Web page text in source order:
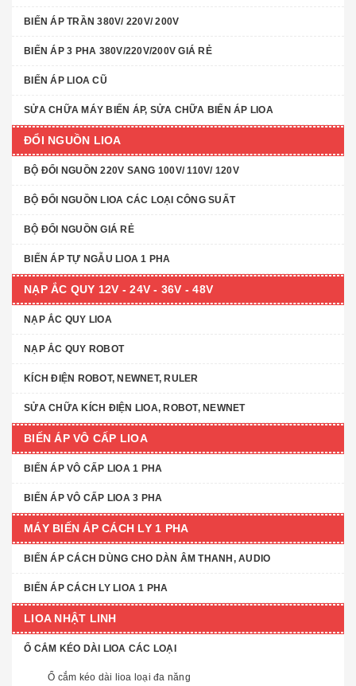
BIẾN ÁP TRẦN 380V/ 220V/ 200V
BIẾN ÁP 3 PHA 380V/220V/200V GIÁ RẺ
BIẾN ÁP LIOA CŨ
SỬA CHỮA MÁY BIẾN ÁP, SỬA CHỮA BIẾN ÁP LIOA
ĐỔI NGUỒN LIOA
BỘ ĐỔI NGUỒN 220V SANG 100V/ 110V/ 120V
BỘ ĐỔI NGUỒN LIOA CÁC LOẠI CÔNG SUẤT
BỘ ĐỔI NGUỒN GIÁ RẺ
BIẾN ÁP TỰ NGẪU LIOA 1 PHA
NẠP ẮC QUY 12V - 24V - 36V - 48V
NẠP ẮC QUY LIOA
NẠP ẮC QUY ROBOT
KÍCH ĐIỆN ROBOT, NEWNET, RULER
SỬA CHỮA KÍCH ĐIỆN LIOA, ROBOT, NEWNET
BIẾN ÁP VÔ CẤP LIOA
BIẾN ÁP VÔ CẤP LIOA 1 PHA
BIẾN ÁP VÔ CẤP LIOA 3 PHA
MÁY BIẾN ÁP CÁCH LY 1 PHA
BIẾN ÁP CÁCH DÙNG CHO DÀN ÂM THANH, AUDIO
BIẾN ÁP CÁCH LY LIOA 1 PHA
LIOA NHẬT LINH
Ổ CẮM KÉO DÀI LIOA CÁC LOẠI
Ổ cắm kéo dài lioa loại đa năng